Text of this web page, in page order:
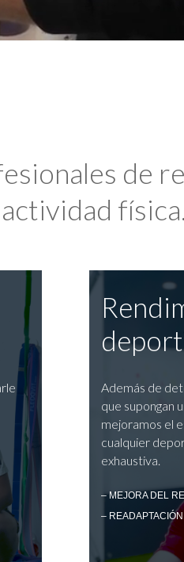
de
física.
Además de
que supongan
mejoramos el
cualquier
exhaustiva.
– MEJORA DEL
–